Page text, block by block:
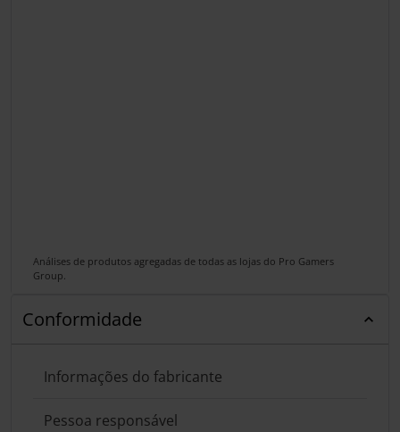
Análises de produtos agregadas de todas as lojas do Pro Gamers
Group.
Conformidade
Informações do fabricante
Pessoa responsável